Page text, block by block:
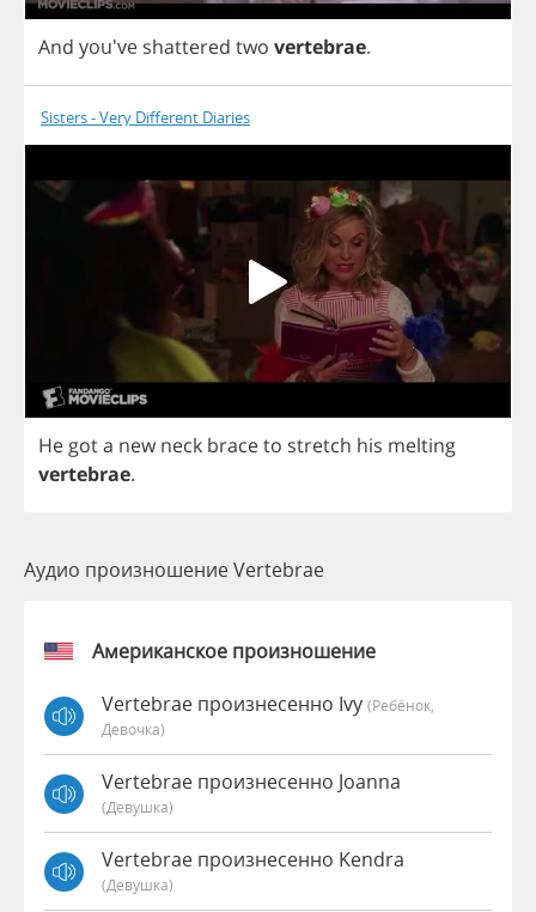
And you've shattered two vertebrae.
Sisters - Very Different Diaries
He gota new neck braceto stretch his melting
vertebrae.
Аудио произношение Vertebrae
Американское произношение
Vertebrae произнесенно Ivy (Ребёнок,
Девочка)
Vertebrae произнесенно Joanna
(девушка)
Vertebrae произнесенно Kendra
(девушка)